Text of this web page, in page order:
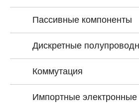
Пассивные компоненты
Дискретные
Коммутация
Импортные